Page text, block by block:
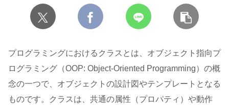
プログラミングにおけるクラスとは、オブジェクト指向プ
ログラミング（OOP: Object-Oriented Programming）の概
念の一つで、オブジェクトの設計図やテンプレートとなる
ものです。クラスは、共通の属性（プロパティ）や動作